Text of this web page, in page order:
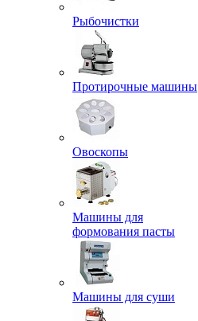
Рыбочистки
Протирочные машины
Овоскопы
Машины для
формования пасты
Машины для суши